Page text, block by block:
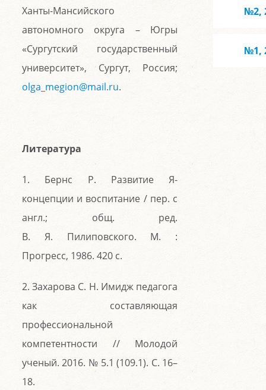
Ханты-Мансийского
автономного округа – Югры
«Сургутский государственный
университет», Сургут, Россия;
olga_megion@mail.ru.
Литература
1. Бернс Р. Развитие Я-
концепции и воспитание / пер. с
англ.; общ. ред.
В. Я. Пилиповского. М. :
Прогресс, 1986. 420 с.
2. Захарова С. Н. Имидж педагога
как составляющая
профессиональной
компетентности // Молодой
ученый. 2016. № 5.1 (109.1). С. 16–
18.
№2,
№1,